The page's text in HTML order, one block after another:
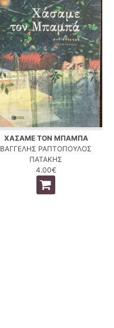
ΧΑΣΑΜΕ ΤΟΝ ΜΠΑΜΠΑ
ΒΑΓΓΕΛΗΣ ΡΑΠΤΟΠΟΥΛΟΣ
ΠΑΤΑΚΗΣ
4.00€